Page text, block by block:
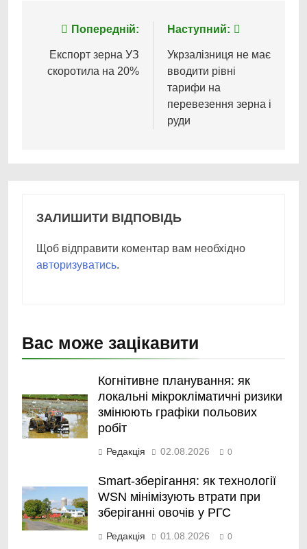
Навігація
записів
Попередній:
Експорт зерна УЗ
скоротила на 20%
Наступний:
Укрзалізниця не має
вводити рівні
тарифи на
перевезення зерна і
руди
ЗАЛИШИТИ ВІДПОВІДЬ
Щоб відправити коментар вам необхідно
авторизуватись.
Вас може зацікавити
Когнітивне планування: як
локальні мікрокліматичні ризики
змінюють графіки польових
робіт
Редакція 02.08.2026 0
Smart-зберігання: як технології
WSN мінімізують втрати при
зберіганні овочів у РГС
Редакція 01.08.2026 0